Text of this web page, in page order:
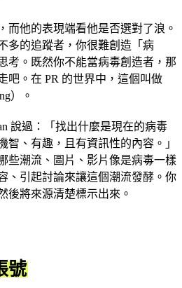
而他的表現端看他是否選對了浪。
多的追蹤者，你很難創造「病
考。既然你不能當病毒創造者，那
吧。在 PR 的世界中，這個叫做
）。
說過：「找出什麼是現在的病毒
智、有趣，且有資訊性的內容。」
些潮流、圖片、影片像是病毒一樣
、引起討論來讓這個潮流發酵。你
後將來源清楚標示出來。
號